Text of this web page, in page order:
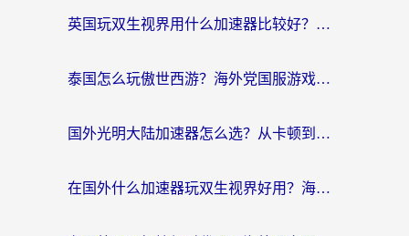
英国玩双生视界用什么加速器比较好？海外党亲测有效的国服游戏加速方案
泰国怎么玩傲世西游？海外党国服游戏加速终极攻略（附光明大陆量子特攻实测）
国外光明大陆加速器怎么选？从卡顿到丝滑的终极指南（含德国玩走开外星人墨西哥玩俄罗斯方块技巧）
在国外什么加速器玩双生视界好用？海外党亲测不踩坑的终极指南